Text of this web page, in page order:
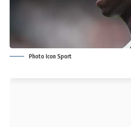
Photo Icon Sport